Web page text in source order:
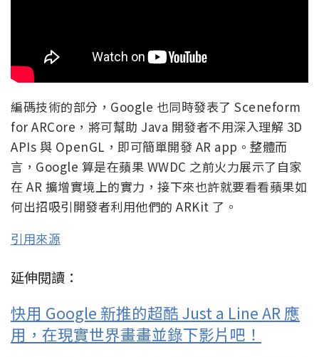
編碼技術的部分，Google 也同時發表了 Sceneform
for ARCore，將可幫助 Java 開發者不用深入理解 3D
APIs 與 OpenGL，即可簡單開發 AR app。整體而
言，Google 算是在蘋果 WWDC 之前火力展示了自家
在 AR 擴增實境上的實力，接下來也許就要看看蘋果如
何出招吸引開發者利用他們的 ARKit 了。
引用來源
延伸閱讀：
快用 Google 新推的超酷 Just a Line AR 應
用，在現實世界畫畫並錄下影片吧！